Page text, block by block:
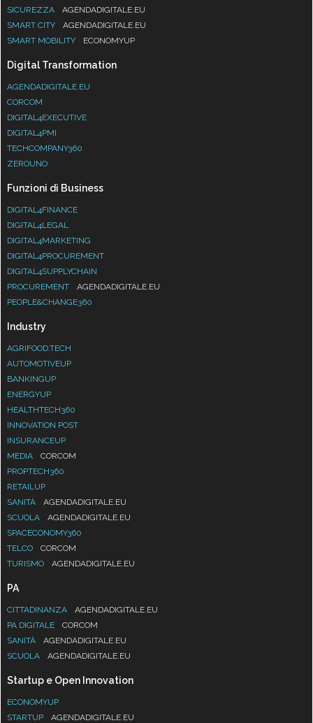
SICUREZZA
AGENDADIGITALE.EU
SMART CITY
AGENDADIGITALE.EU
SMART MOBILITY
ECONOMYUP
Digital Transformation
AGENDADIGITALE.EU
CORCOM
DIGITAL4EXECUTIVE
DIGITAL4PMI
TECHCOMPANY360
ZEROUNO
Funzioni di Business
DIGITAL4FINANCE
DIGITAL4LEGAL
DIGITAL4MARKETING
DIGITAL4PROCUREMENT
DIGITAL4SUPPLYCHAIN
PROCUREMENT
AGENDADIGITALE.EU
PEOPLE&CHANGE360
Industry
AGRIFOOD.TECH
AUTOMOTIVEUP
BANKINGUP
ENERGYUP
HEALTHTECH360
INNOVATION POST
INSURANCEUP
MEDIA
CORCOM
PROPTECH360
RETAILUP
SANITÀ
AGENDADIGITALE.EU
SCUOLA
AGENDADIGITALE.EU
SPACECONOMY360
TELCO
CORCOM
TURISMO
AGENDADIGITALE.EU
PA
CITTADINANZA
AGENDADIGITALE.EU
PA DIGITALE
CORCOM
SANITÀ
AGENDADIGITALE.EU
SCUOLA
AGENDADIGITALE.EU
Startup e Open Innovation
ECONOMYUP
STARTUP
AGENDADIGITALE.EU